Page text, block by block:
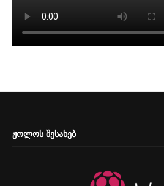
ᲟᲝᲚᲝᲡ ᲨᲔᲡᲐᲮᲔᲑ